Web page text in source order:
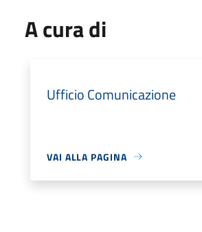
A cura di
Ufficio Comunicazione
VAI ALLA PAGINA